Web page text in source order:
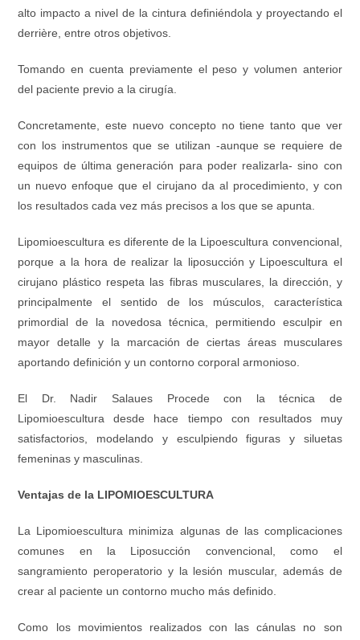
alto impacto a nivel de la cintura definiéndola y proyectando el
derrière, entre otros objetivos.
Tomando en cuenta previamente el peso y volumen anterior
del paciente previo a la cirugía.
Concretamente, este nuevo concepto no tiene tanto que ver
con los instrumentos que se utilizan -aunque se requiere de
equipos de última generación para poder realizarla- sino con
un nuevo enfoque que el cirujano da al procedimiento, y con
los resultados cada vez más precisos a los que se apunta.
Lipomioescultura es diferente de la Lipoescultura convencional,
porque a la hora de realizar la liposucción y Lipoescultura el
cirujano plástico respeta las fibras musculares, la dirección, y
principalmente el sentido de los músculos, característica
primordial de la novedosa técnica, permitiendo esculpir en
mayor detalle y la marcación de ciertas áreas musculares
aportando definición y un contorno corporal armonioso.
El Dr. Nadir Salaues Procede con la técnica de
Lipomioescultura desde hace tiempo con resultados muy
satisfactorios, modelando y esculpiendo figuras y siluetas
femeninas y masculinas.
Ventajas de la LIPOMIOESCULTURA
La Lipomioescultura minimiza algunas de las complicaciones
comunes en la Liposucción convencional, como el
sangramiento peroperatorio y la lesión muscular, además de
crear al paciente un contorno mucho más definido.
Como los movimientos realizados con las cánulas no son